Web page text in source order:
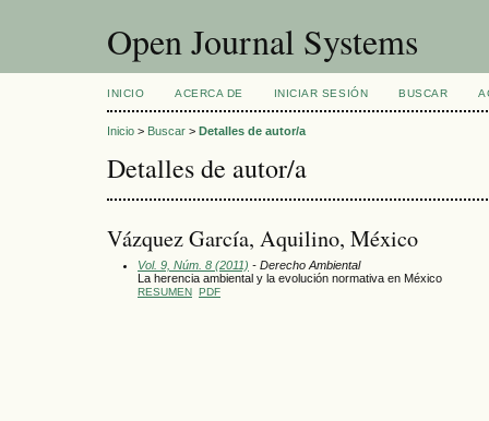
Open Journal Systems
INICIO ACERCA DE INICIAR SESIÓN BUSCAR
Inicio > Buscar > Detalles de autor/a
Detalles de autor/a
Vázquez García, Aquilino, México
Vol. 9, Núm. 8 (2011) - Derecho Ambiental
La herencia ambiental y la evolución normativa en México
RESUMEN PDF